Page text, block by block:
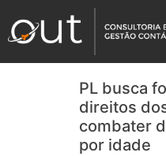
PL busca
direitos
combater
por idade